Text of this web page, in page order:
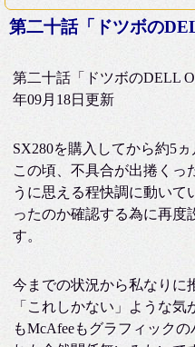
第二十話「ドツボのDELL
年09月18日更新
SX280を購入してから約5
この頃、不具合が出捲くっ
うに思える程快調に動いて
ったのか確認する為に再度
す。
今までの状況から私なりに
「これしかない」ような気
もMcAfeeもグラフィック